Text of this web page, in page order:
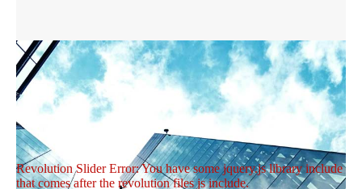
Revolution Slider Error: You have some jquery.js library include
that comes after the revolution files js include.